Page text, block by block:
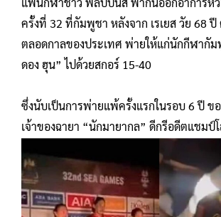
ครั้งที่ 32 ที่กัมพูชา หลังจาก เรเยส วัย 68
ตลอดกาลของประเทศ พ่ายให้แก่นักกีฬากัม
ดอง ฮุน” ไปด้วยสกอร์ 15-40
ซึ่งนับเป็นการพ่ายแพ้ครั้งแรกในรอบ 6 ปี ขอ
เจ้าของฉายา “นักมายากล” ดีกรีอดีตแชมป์